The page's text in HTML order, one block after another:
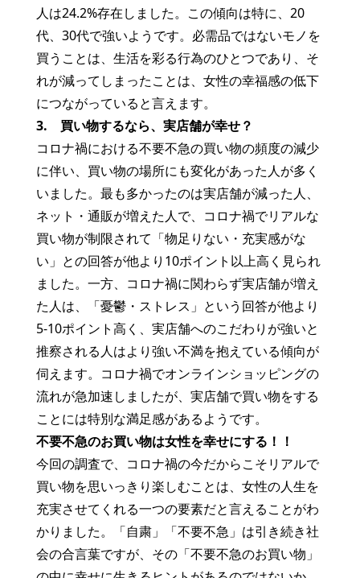
人は24.2%存在しました。この傾向は特に、20
代、30代で強いようです。必需品ではないモノを
買うことは、生活を彩る行為のひとつであり、そ
れが減ってしまったことは、女性の幸福感の低下
につながっていると言えます。
3. 買い物するなら、実店舗が幸せ？
コロナ禍における不要不急の買い物の頻度の減少
に伴い、買い物の場所にも変化があった人が多く
いました。最も多かったのは実店舗が減った人、
ネット・通販が増えた人で、コロナ禍でリアルな
買い物が制限されて「物足りない・充実感がな
い」との回答が他より10ポイント以上高く見られ
ました。一方、コロナ禍に関わらず実店舗が増え
た人は、「憂鬱・ストレス」という回答が他より
5-10ポイント高く、実店舗へのこだわりが強いと
推察される人はより強い不満を抱えている傾向が
伺えます。コロナ禍でオンラインショッピングの
流れが急加速しましたが、実店舗で買い物をする
ことには特別な満足感があるようです。
不要不急のお買い物は女性を幸せにする！！
今回の調査で、コロナ禍の今だからこそリアルで
買い物を思いっきり楽しむことは、女性の人生を
充実させてくれる一つの要素だと言えることがわ
かりました。「自粛」「不要不急」は引き続き社
会の合言葉ですが、その「不要不急のお買い物」